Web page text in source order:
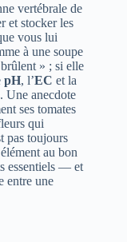
vertébrale de
et stocker les
vous lui
à une soupe
» ; si elle
pH, l’EC et la
Une anecdote
ses tomates
qui
pas toujours
au bon
essentiels — et
entre une